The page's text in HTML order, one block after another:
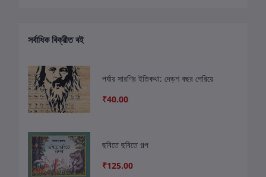
সর্বাধিক বিক্রীত বই
পর্যায় সারণির ইতিকথা: দেড়শ বছর পেরিয়ে
₹40.00
ছবিতে ছবিতে গল্প
₹125.00